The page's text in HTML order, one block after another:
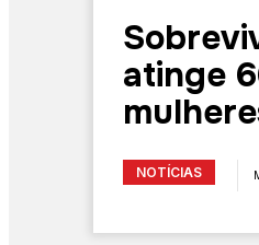
atinge
NOTÍCIAS